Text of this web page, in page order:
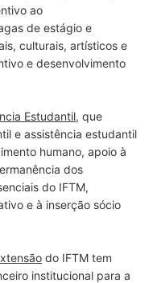
ao
de estágio e
culturais, artísticos e
e desenvolvimento
Estudantil, que
e assistência estudantil
humano, apoio à
dos
do IFTM,
e à inserção sócio
do IFTM tem
institucional para a